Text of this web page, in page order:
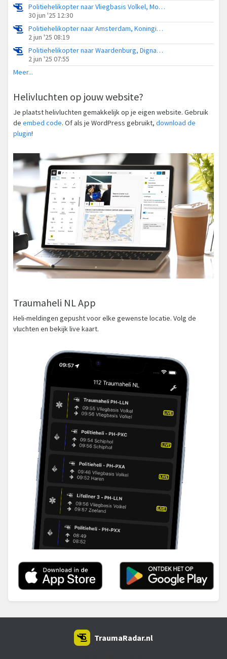
Politiehelikopter naar Vliegbasis Volkel, Monseigneur van den Hurklaan
30 jun '25 12:30
Politiehelikopter naar Amsterdam, Koningin Julianaplantsoen
2 jun '25 08:19
Politiehelikopter naar Waardenburg, Dignahoeve
2 jun '25 07:55
Meer...
Helivluchten op jouw website?
Je plaatst helivluchten gemakkelijk op je eigen website. Gebruik
de embed code. Of als je WordPress gebruikt, download de
plugin!
Traumaheli NL App
Heli-meldingen gepusht voor elke gewenste locatie. Volg de
vluchten en bekijk live kaart.
TraumaRadar.nl